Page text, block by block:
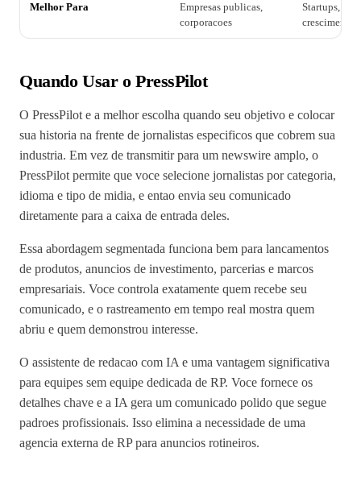
Melhor Para
Empresas publicas,
corporacoes
Startups,
crescimento
Quando Usar o PressPilot
O PressPilot e a melhor escolha quando seu objetivo e colocar
sua historia na frente de jornalistas especificos que cobrem sua
industria. Em vez de transmitir para um newswire amplo, o
PressPilot permite que voce selecione jornalistas por categoria,
idioma e tipo de midia, e entao envia seu comunicado
diretamente para a caixa de entrada deles.
Essa abordagem segmentada funciona bem para lancamentos
de produtos, anuncios de investimento, parcerias e marcos
empresariais. Voce controla exatamente quem recebe seu
comunicado, e o rastreamento em tempo real mostra quem
abriu e quem demonstrou interesse.
O assistente de redacao com IA e uma vantagem significativa
para equipes sem equipe dedicada de RP. Voce fornece os
detalhes chave e a IA gera um comunicado polido que segue
padroes profissionais. Isso elimina a necessidade de uma
agencia externa de RP para anuncios rotineiros.